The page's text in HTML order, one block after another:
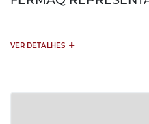
VER DETALHES +